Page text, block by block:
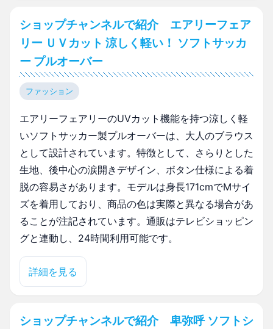
ショップチャンネルで紹介 エアリーフェア
リー ＵＶカット 涼しく軽い！ ソフトサッカ
ー プルオーバー
ファッション
エアリーフェアリーのUVカット機能を持つ涼しく軽
いソフトサッカー製プルオーバーは、大人のブラウス
として設計されています。特徴として、さらりとした
生地、後中心の涙開きデザイン、ボタン仕様による着
脱の容易さがあります。モデルは身長171cmでMサイ
ズを着用しており、商品の色は実際と異なる場合があ
ることが注記されています。通販はテレビショッピン
グと連動し、24時間利用可能です。
詳細を見る
ショップチャンネルで紹介 卑弥呼 ソフトシ